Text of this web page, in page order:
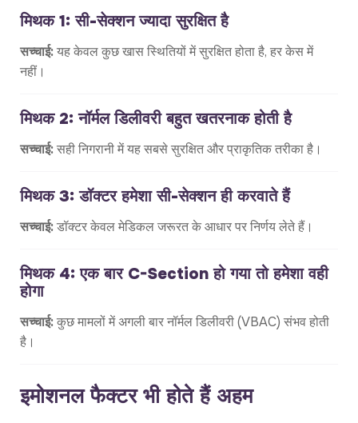
मिथक 1: सी-सेक्शन ज्यादा सुरक्षित है
सच्चाई:यह केवल कुछ खास स्थितियों में सुरक्षित होता है, हर केस में
नहीं।
मिथक 2: नॉर्मल डिलीवरी बहुत खतरनाक होती है
सच्चाई:सही निगरानी में यह सबसे सुरक्षित और प्राकृतिक तरीका है।
मिथक 3: डॉक्टर हमेशा सी-सेक्शन ही करवाते हैं
सच्चाई:डॉक्टर केवल मेडिकल जरूरत के आधार पर निर्णय लेते हैं।
मिथक 4: एक बार C-Section हो गया तो हमेशा वही
होगा
सच्चाई:कुछ मामलों में अगली बार नॉर्मल डिलीवरी (VBAC) संभव होती
है।
इमोशनल फैक्टर भी होते हैं अहम